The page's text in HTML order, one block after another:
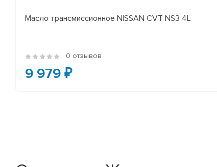
Масло трансмиссионное NISSAN CVT NS3 4L
0 отзывов
9 979 ₽